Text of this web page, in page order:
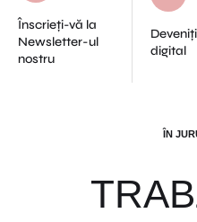
Înscrieți-vă la
Newsletter-ul
nostru
digital
ÎN